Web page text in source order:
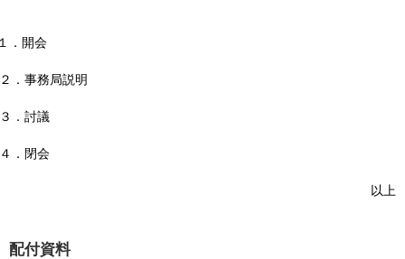
．開会
．事務局説明
．討議
．閉会
以上
配付資料